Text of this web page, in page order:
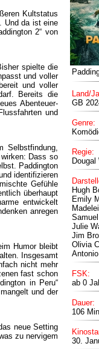
Land/
GB
Genre:
Regie:
Dougal
Hugh
Emily
Julie
Jim
Olivia
FSK:
ab 0
Dauer:
106
30.
Kultstatus
Und da ist eine
2“ von
spielte die
und voller
und voller
Bereits die
Abenteuer-
und
Selbstfindung,
Dass so
Paddington
identifizieren
Gefühle
überhaupt
entwickelt
anregen
Humor bleibt
Insgesamt
nicht mehr
fast schon
in Peru“
und der
neue Setting
zu nervigem